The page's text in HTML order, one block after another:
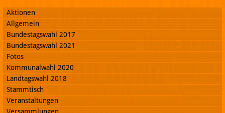
Aktionen
Allgemein
Bundestagswahl 2017
Bundestagswahl 2021
Fotos
Kommunalwahl 2020
Landtagswahl 2018
Stammtisch
Veranstaltungen